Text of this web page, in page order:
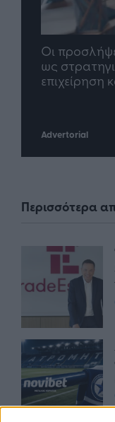
TP
μέλλον
Advertorial
Περισσότερα